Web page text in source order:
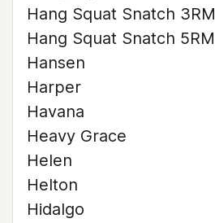
Hang Squat Snatch 3RM
Hang Squat Snatch 5RM
Hansen
Harper
Havana
Heavy Grace
Helen
Helton
Hidalgo